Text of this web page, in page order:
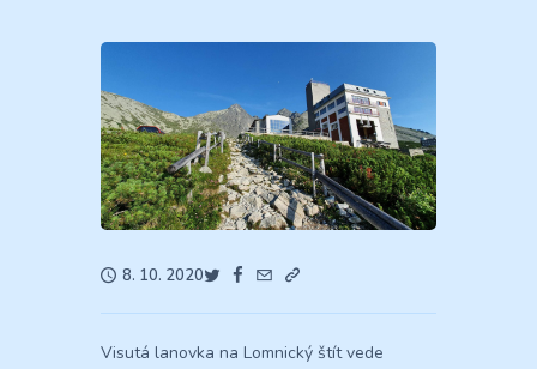
8. 10. 2020
Visutá lanovka na Lomnický štít vede